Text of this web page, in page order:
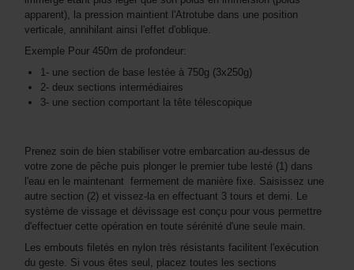
apparent), la pression maintient l'Atrotube dans une position
verticale, annihilant ainsi l'effet d'oblique.
Exemple Pour 450m de profondeur:
1- une section de base lestée à 750g (3x250g)
2- deux sections intermédiaires
3- une section comportant la tête télescopique
Prenez soin de bien stabiliser votre embarcation au-dessus de
votre zone de pêche puis plonger le premier tube lesté (1) dans
l'eau en le maintenant fermement de manière fixe. Saisissez une
autre section (2) et vissez-la en effectuant 3 tours et demi. Le
système de vissage et dévissage est conçu pour vous permettre
d'effectuer cette opération en toute sérénité d'une seule main.
Les embouts filetés en nylon très résistants facilitent l'exécution
du geste. Si vous êtes seul, placez toutes les sections